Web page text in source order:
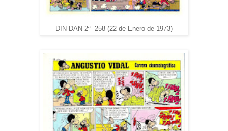
DIN DAN 2ª 258 (22 de Enero de 1973)